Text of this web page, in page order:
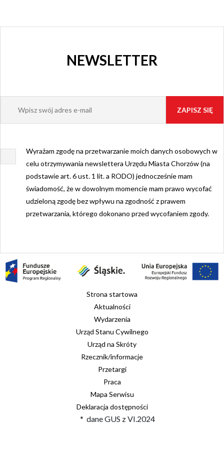
NEWSLETTER
Wyrażam zgodę na przetwarzanie moich danych osobowych w
celu otrzymywania newslettera Urzędu Miasta Chorzów (na
podstawie art. 6 ust. 1 lit. a RODO) jednocześnie mam
świadomość, że w dowolnym momencie mam prawo wycofać
udzieloną zgodę bez wpływu na zgodność z prawem
przetwarzania, którego dokonano przed wycofaniem zgody.
Strona startowa
Aktualności
Wydarzenia
Urząd Stanu Cywilnego
Urząd na Skróty
Rzecznik/informacje
Przetargi
Praca
Mapa Serwisu
Deklaracja dostępności
* dane GUS z VI.2024